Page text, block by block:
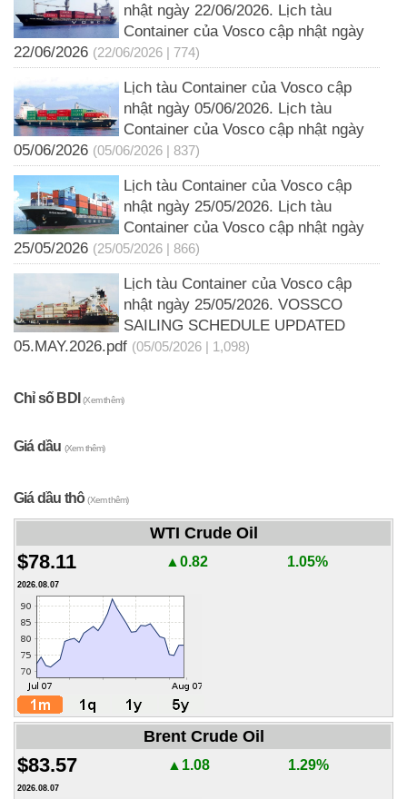
nhật ngày 22/06/2026. Lịch tàu
Container của Vosco cập nhật ngày
22/06/2026 (22/06/2026 | 774)
Lịch tàu Container của Vosco cập
nhật ngày 05/06/2026. Lịch tàu
Container của Vosco cập nhật ngày
05/06/2026 (05/06/2026 | 837)
Lịch tàu Container của Vosco cập
nhật ngày 25/05/2026. Lịch tàu
Container của Vosco cập nhật ngày
25/05/2026 (25/05/2026 | 866)
Lịch tàu Container của Vosco cập
nhật ngày 25/05/2026. VOSSCO
SAILING SCHEDULE UPDATED
05.MAY.2026.pdf (05/05/2026 | 1,098)
Chỉ số BDI(Xem thêm)
Giá dầu (Xem thêm)
Giá dầu thô(Xem thêm)
WTI Crude Oil
$78.11 ▲0.82 1.05%
2026.08.07
Brent Crude Oil
$83.57 ▲1.08 1.29%
2026.08.07